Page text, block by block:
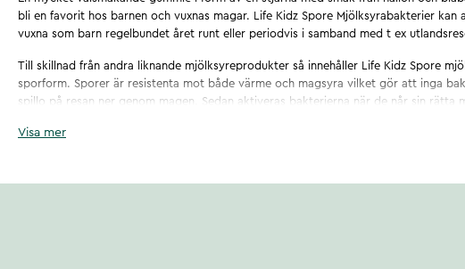
bli en favorit hos barnen och vuxnas magar. Life Kidz Spore Mjölksyrabakterier kan
vuxna som barn regelbundet året runt eller periodvis i samband med t ex
Till skillnad från andra liknande mjölksyreprodukter så innehåller Life Kidz Spore
sporform. Sporer är resistenta mot både värme och magsyra vilket gör att inga
spillo på resan ner genom magen. Sedan aktiveras bakterierna när de når sin rätta
Artikelnummer:127603
Visa mer